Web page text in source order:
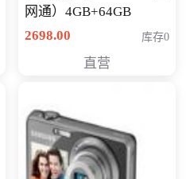
网通）4GB+64GB
2698.00
库存0
直营